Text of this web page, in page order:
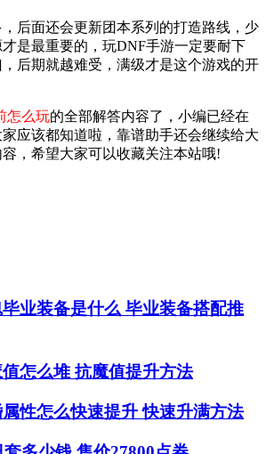
后面还会更新团本系列的打造路线，少
是最重要的，玩DNF手游一定要耐下
后期就越难受，满级才是这个游戏的开
怎么玩的全部解答内容了，小编已经在
家应该都知道啦，靠谱助手还会继续给大
，希望大家可以收藏关注本站哦!
业装备是什么 毕业装备搭配推
怎么堆 抗魔值提升方法
性怎么快速提升 快速升满方法